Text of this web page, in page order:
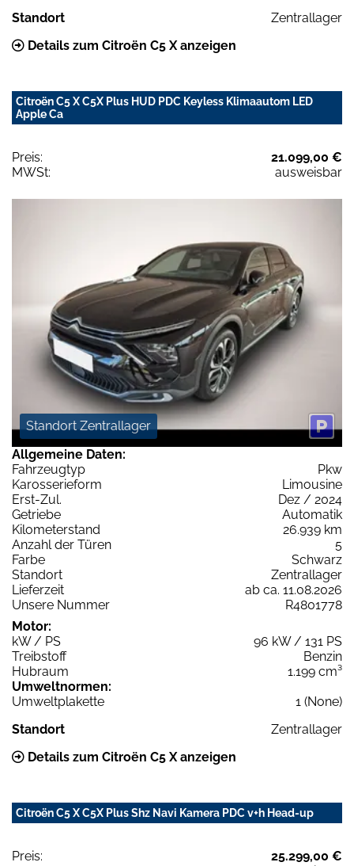
Standort
Zentrallager
Details zum Citroën C5 X anzeigen
Citroën C5 X C5X Plus HUD PDC Keyless Klimaautom LED
Apple Ca
Preis:
21.099,00 €
MWSt:
ausweisbar
Standort Zentrallager
Allgemeine Daten:
Fahrzeugtyp
Pkw
Karosserieform
Limousine
Erst-Zul.
Dez / 2024
Getriebe
Automatik
Kilometerstand
26.939 km
Anzahl der Türen
5
Farbe
Schwarz
Standort
Zentrallager
Lieferzeit
ab ca. 11.08.2026
Unsere Nummer
R4801778
Motor:
kW / PS
96 kW / 131 PS
Treibstoff
Benzin
Hubraum
1.199 cm³
Umweltnormen:
Umweltplakette
1 (None)
Standort
Zentrallager
Details zum Citroën C5 X anzeigen
Citroën C5 X C5X Plus Shz Navi Kamera PDC v+h Head-up
Preis:
25.299,00 €